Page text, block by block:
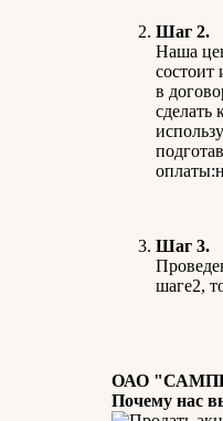
Шаг 2.
Наша
состоит
в
сделать
Шаг 3.
шаге2,
ОАО
Почему нас